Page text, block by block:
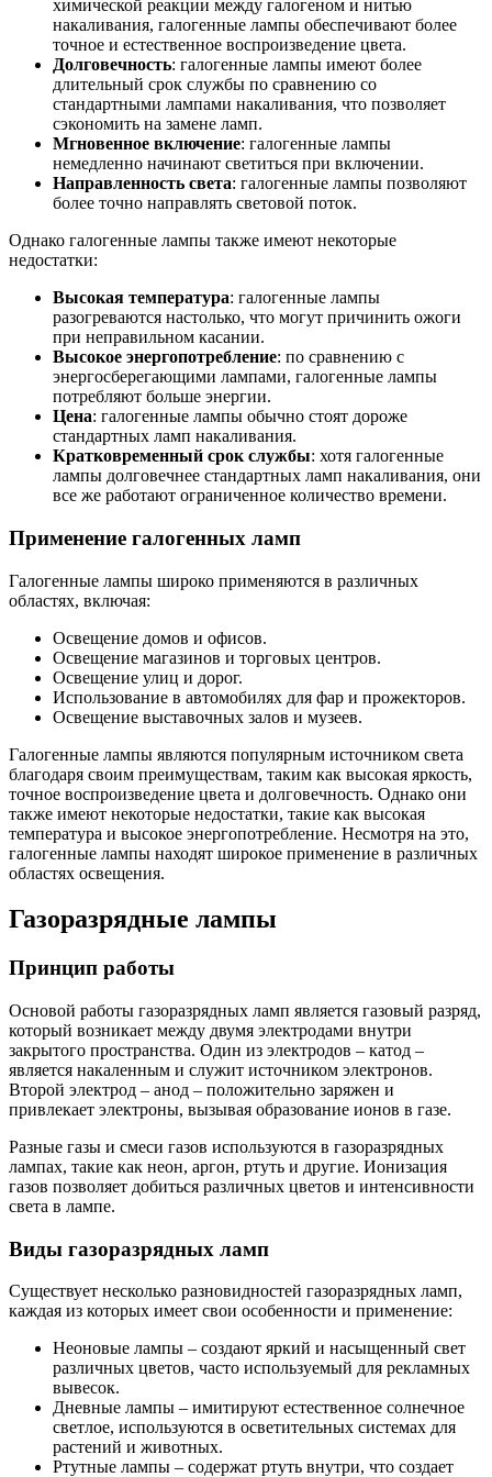
химической реакции между галогеном и нитью
накаливания, галогенные лампы обеспечивают более
точное и естественное воспроизведение цвета.
Долговечность: галогенные лампы имеют более
длительный срок службы по сравнению со
стандартными лампами накаливания, что позволяет
сэкономить на замене ламп.
Мгновенное включение: галогенные лампы
немедленно начинают светиться при включении.
Направленность света: галогенные лампы позволяют
более точно направлять световой поток.
Однако галогенные лампы также имеют некоторые
недостатки:
Высокая температура: галогенные лампы
разогреваются настолько, что могут причинить ожоги
при неправильном касании.
Высокое энергопотребление: по сравнению с
энергосберегающими лампами, галогенные лампы
потребляют больше энергии.
Цена: галогенные лампы обычно стоят дороже
стандартных ламп накаливания.
Кратковременный срок службы: хотя галогенные
лампы долговечнее стандартных ламп накаливания, они
все же работают ограниченное количество времени.
Применение галогенных ламп
Галогенные лампы широко применяются в различных
областях, включая:
Освещение домов и офисов.
Освещение магазинов и торговых центров.
Освещение улиц и дорог.
Использование в автомобилях для фар и прожекторов.
Освещение выставочных залов и музеев.
Галогенные лампы являются популярным источником света
благодаря своим преимуществам, таким как высокая яркость,
точное воспроизведение цвета и долговечность. Однако они
также имеют некоторые недостатки, такие как высокая
температура и высокое энергопотребление. Несмотря на это,
галогенные лампы находят широкое применение в различных
областях освещения.
Газоразрядные лампы
Принцип работы
Основой работы газоразрядных ламп является газовый разряд,
который возникает между двумя электродами внутри
закрытого пространства. Один из электродов – катод –
является накаленным и служит источником электронов.
Второй электрод – анод – положительно заряжен и
привлекает электроны, вызывая образование ионов в газе.
Разные газы и смеси газов используются в газоразрядных
лампах, такие как неон, аргон, ртуть и другие. Ионизация
газов позволяет добиться различных цветов и интенсивности
света в лампе.
Виды газоразрядных ламп
Существует несколько разновидностей газоразрядных ламп,
каждая из которых имеет свои особенности и применение:
Неоновые лампы – создают яркий и насыщенный свет
различных цветов, часто используемый для рекламных
вывесок.
Дневные лампы – имитируют естественное солнечное
светлое, используются в осветительных системах для
растений и животных.
Ртутные лампы – содержат ртуть внутри, что создает